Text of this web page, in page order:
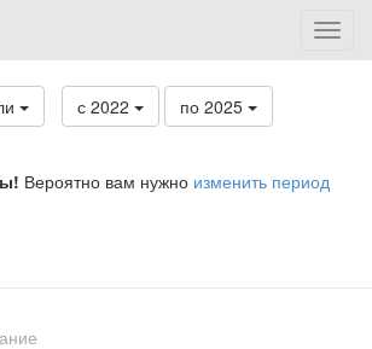
с 2022 по 2025
Вероятно вам нужно изменить период